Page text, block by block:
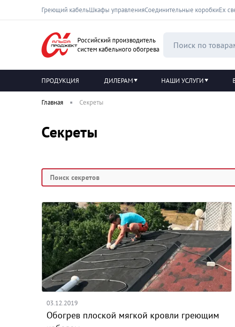
Греющий кабельШкафы управленияСоединительные коробкиЕх
Российский производитель
систем кабельного обогрева
ПРОДУКЦИЯ ДИЛЕРАМ НАШИ УСЛУГИ
Главная Секреты
Секреты
03.12.2019
Обогрев плоской мягкой кровли греющим